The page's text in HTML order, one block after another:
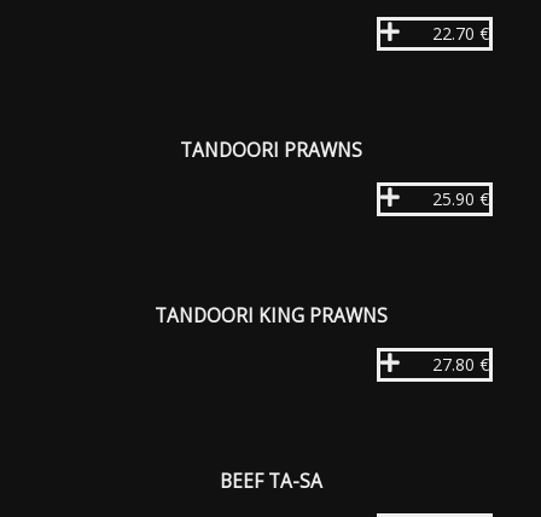
22.70 €
TANDOORI PRAWNS
25.90 €
TANDOORI KING PRAWNS
27.80 €
BEEF TA-SA